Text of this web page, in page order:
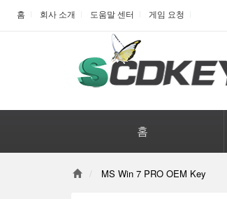
홈 회사 소개 도움말 센터 게임 요청
홈
MS Win 7 PRO OEM Key